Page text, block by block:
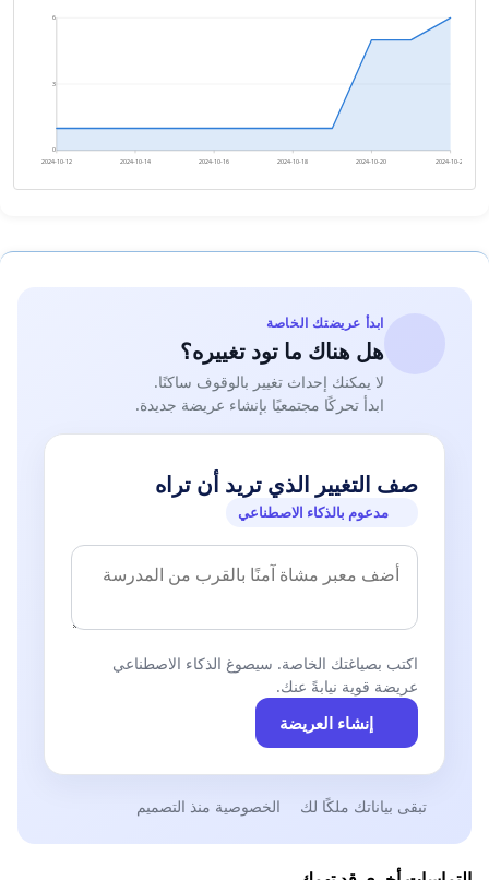
0
3
6
2024-10-12 2024-10-14 2024-10-16 2024-10-18 2024-10-20 2024-10-22
ابدأ عريضتك الخاصة
هل هناك ما تود تغييره؟
لا يمكنك إحداث تغيير بالوقوف ساكنًا.
ابدأ تحركًا مجتمعيًا بإنشاء عريضة جديدة.
صف التغيير الذي تريد أن تراه
مدعوم بالذكاء الاصطناعي
اكتب بصياغتك الخاصة. سيصوغ الذكاء الاصطناعي
عريضة قوية نيابةً عنك.
إنشاء العريضة
تبقى بياناتك ملكًا لك الخصوصية منذ التصميم